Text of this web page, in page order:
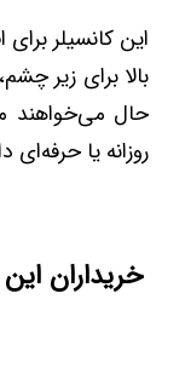
این کانسیلر
بالا برای زیر
حال می‌خواهند
روزانه یا حرفه‌ای
خریداران